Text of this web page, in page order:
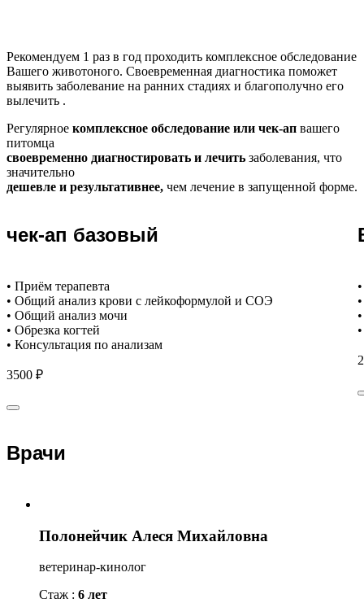
Рекомендуем 1 раз в год проходить комплексное обследование
Вашего животоного. Своевременная диагностика поможет
выявить заболевание на ранних стадиях и благополучно его
вылечить .
Регулярное комплексное обследование или чек-ап вашего
питомца
своевременно диагностировать и лечить заболевания, что
значительно
дешевле и результативнее, чем лечение в запущенной форме.
чек-ап базовый
• Приём терапевта
• Общий анализ крови с лейкоформулой и СОЭ
• Общий анализ мочи
• Обрезка когтей
• Консультация по анализам
3500 ₽
Врачи
Полонейчик Алеся Михайловна
ветеринар-кинолог
Стаж : 6 лет